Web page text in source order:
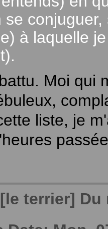
à laquelle
Moi qui
liste, je
terrier]